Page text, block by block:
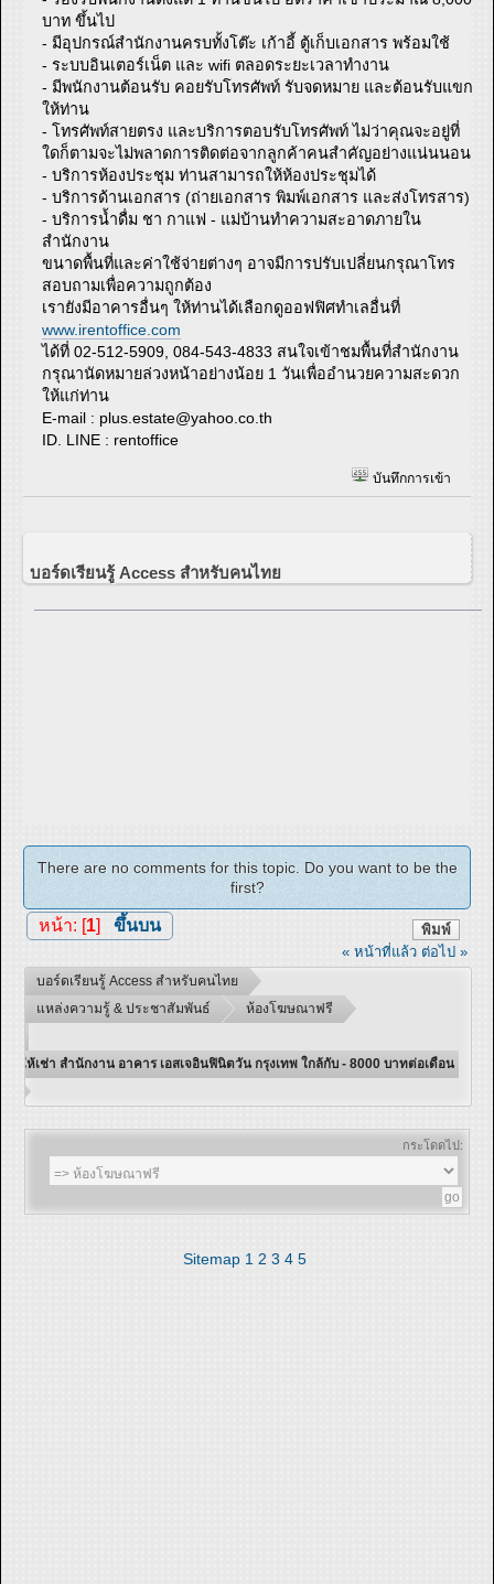
บาท ขึ้นไป
- มีอุปกรณ์สำนักงานครบทั้งโต๊ะ เก้าอี้ ตู้เก็บเอกสาร พร้อมใช้
- ระบบอินเตอร์เน็ต และ wifi ตลอดระยะเวลาทำงาน
- มีพนักงานต้อนรับ คอยรับโทรศัพท์ รับจดหมาย และต้อนรับแขก
ให้ท่าน
- โทรศัพท์สายตรง และบริการตอบรับโทรศัพท์ ไม่ว่าคุณจะอยู่ที่
ใดก็ตามจะไม่พลาดการติดต่อจากลูกค้าคนสำคัญอย่างแน่นนอน
- บริการห้องประชุม ท่านสามารถให้ห้องประชุมได้
- บริการด้านเอกสาร (ถ่ายเอกสาร พิมพ์เอกสาร และส่งโทรสาร)
- บริการน้ำดื่ม ชา กาแฟ - แม่บ้านทำความสะอาดภายใน
สำนักงาน
ขนาดพื้นที่และค่าใช้จ่ายต่างๆ อาจมีการปรับเปลี่ยนกรุณาโทร
สอบถามเพื่อความถูกต้อง
เรายังมีอาคารอื่นๆ ให้ท่านได้เลือกดูออฟฟิศทำเลอื่นที่
www.irentoffice.com
ได้ที่ 02-512-5909, 084-543-4833 สนใจเข้าชมพื้นที่สำนักงาน
กรุณานัดหมายล่วงหน้าอย่างน้อย 1 วันเพื่ออำนวยความสะดวก
ให้แก่ท่าน
E-mail : plus.estate@yahoo.co.th
ID. LINE : rentoffice
บันทึกการเข้า
บอร์ดเรียนรู้ Access สำหรับคนไทย
There are no comments for this topic. Do you want to be the
first?
พิมพ์
หน้า: [ 1] ขึ้นบน
« หน้าที่แล้ว ต่อไป »
บอร์ดเรียนรู้ Access สำหรับคนไทย
แหล่งความรู้ & ประชาสัมพันธ์
ห้องโฆษณาฟรี
ให้เช่า สำนักงาน อาคาร เอสเจอินฟินิตวัน กรุงเทพ ใกล้กับ - 8000 บาทต่อเดือน
กระโดดไป:
Sitemap 1 2 3 4 5